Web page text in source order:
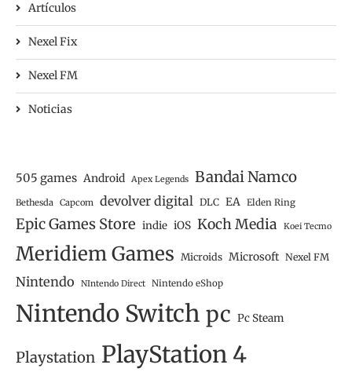
Artículos
Nexel Fix
Nexel FM
Noticias
505 games Android Apex Legends Bandai Namco
Bethesda Capcom devolver digital DLC EA Elden Ring
Epic Games Store indie iOS Koch Media Koei Tecmo
Meridiem Games Microids Microsoft Nexel FM
Nintendo NIntendo Direct Nintendo eShop
Nintendo Switch pc Pc Steam
Playstation PlayStation 4